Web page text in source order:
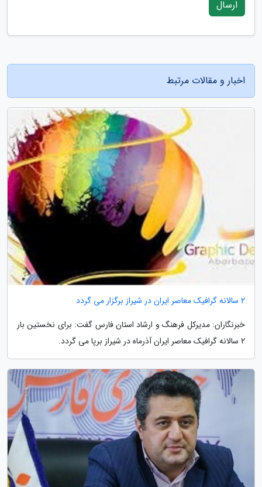
ارسال
اخبار و مقالات مرتبط
2 سالانه گرافیک معاصر ایران در شیراز برگزار می گردد
خبرنگاران: مدیرکل فرهنگ و ارشاد استان فارس گفت: برای نخستین بار
2 سالانه گرافیک معاصر ایران آذرماه در شیراز برپا می گردد.